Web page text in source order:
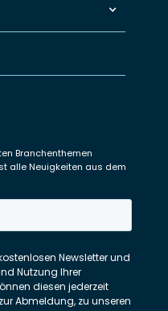
Branchenthemen
alle Neuigkeiten aus dem